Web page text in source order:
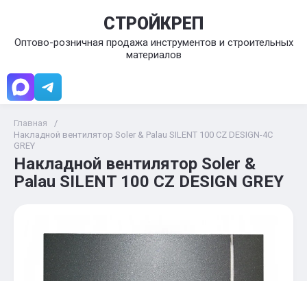
СТРОЙКРЕП
Оптово-розничная продажа инструментов и строительных
материалов
Главная
/
Накладной вентилятор Soler & Palau SILENT 100 CZ DESIGN-4C
GREY
Накладной вентилятор Soler &
Palau SILENT 100 CZ DESIGN GREY